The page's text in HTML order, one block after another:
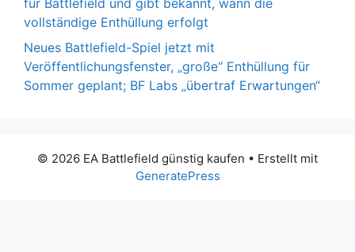
vollständige Enthüllung erfolgt
Neues Battlefield-Spiel jetzt mit
Veröffentlichungsfenster, „große“ Enthüllung für
Sommer geplant; BF Labs „übertraf Erwartungen“
© 2026 EA Battlefield günstig kaufen • Erstellt mit
GeneratePress